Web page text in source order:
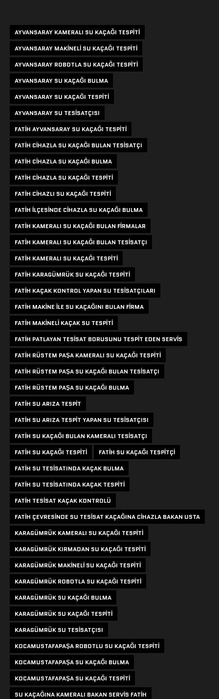
AYVANSARAY KAMERALI SU KAÇAĞI TESPITI
AYVANSARAY MAKINELI SU KAÇAĞI TESPITI
AYVANSARAY ROBOTLA SU KAÇAĞI TESPITI
AYVANSARAY SU KAÇAĞI BULMA
AYVANSARAY SU KAÇAĞI TESPITI
AYVANSARAY SU TESISATÇISI
FATIH AYVANSARAY SU KAÇAĞI TESPITI
FATIH CIHAZLA SU KAÇAĞI BULAN TESISATÇI
FATIH CIHAZLA SU KAÇAĞI BULMA
FATIH CIHAZLA SU KAÇAĞI TESPITI
FATIH CIHAZLI SU KAÇAĞI TESPITI
FATIH ILÇESINDE CIHAZLA SU KAÇAĞI BULMA
FATIH KAMERALI SU KAÇAĞI BULAN FIRMALAR
FATIH KAMERALI SU KAÇAĞI BULAN TESISATÇI
FATIH KAMERALI SU KAÇAĞI TESPITI
FATIH KARAGÜMRÜK SU KAÇAĞI TESPITI
FATIH KAÇAK KONTROL YAPAN SU TESISATÇILARI
FATIH MAKINE ILE SU KAÇAĞINI BULAN FIRMA
FATIH MAKINELI KAÇAK SU TESPITI
FATIH PATLAYAN TESISAT BORUSUNU TESPIT EDEN SERVIS
FATIH RÜSTEM PAŞA KAMERALI SU KAÇAĞI TESPITI
FATIH RÜSTEM PAŞA SU KAÇAĞI BULAN TESISATÇI
FATIH RÜSTEM PAŞA SU KAÇAĞI BULMA
FATIH SU ARIZA TESPIT
FATIH SU ARIZA TESPIT YAPAN SU TESISATÇISI
FATIH SU KAÇAĞI BULAN KAMERALI TESISATÇI
FATIH SU KAÇAĞI TESPITI
FATIH SU KAÇAĞI TESPITÇI
FATIH SU TESISATINDA KAÇAK BULMA
FATIH SU TESISATINDA KAÇAK TESPITI
FATIH TESISAT KAÇAK KONTROLÜ
FATIH ÇEVRESINDE SU TESISAT KAÇAĞINA CIHAZLA BAKAN USTA
KARAGÜMRÜK KAMERALI SU KAÇAĞI TESPITI
KARAGÜMRÜK KIRMADAN SU KAÇAĞI TESPITI
KARAGÜMRÜK MAKINELI SU KAÇAĞI TESPITI
KARAGÜMRÜK ROBOTLA SU KAÇAĞI TESPITI
KARAGÜMRÜK SU KAÇAĞI BULMA
KARAGÜMRÜK SU KAÇAĞI TESPITI
KARAGÜMRÜK SU TESISATÇISI
KOCAMUSTAFAPAŞA ROBOTLU SU KAÇAĞI TESPITI
KOCAMUSTAFAPAŞA SU KAÇAĞI BULMA
KOCAMUSTAFAPAŞA SU KAÇAĞI TESPITI
SU KAÇAĞINA KAMERALI BAKAN SERVIS FATIH